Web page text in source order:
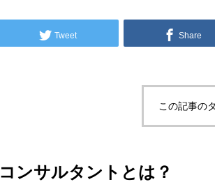
Tweet Share
この記事の
コンサルタントとは？